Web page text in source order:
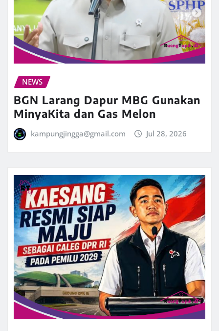
NEWS
BGN Larang Dapur MBG Gunakan
MinyaKita dan Gas Melon
kampungjingga@gmail.com Jul 28, 2026